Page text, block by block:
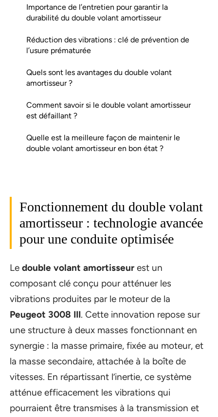
Importance de l’entretien pour garantir la
durabilité du double volant amortisseur
Réduction des vibrations : clé de prévention de
l’usure prématurée
Quels sont les avantages du double volant
amortisseur ?
Comment savoir si le double volant amortisseur
est défaillant ?
Quelle est la meilleure façon de maintenir le
double volant amortisseur en bon état ?
Fonctionnement du double volant
amortisseur : technologie avancée
pour une conduite optimisée
Le double volant amortisseur est un
composant clé conçu pour atténuer les
vibrations produites par le moteur de la
Peugeot 3008 III. Cette innovation repose sur
une structure à deux masses fonctionnant en
synergie : la masse primaire, fixée au moteur, et
la masse secondaire, attachée à la boîte de
vitesses. En répartissant l’inertie, ce système
atténue efficacement les vibrations qui
pourraient être transmises à la transmission et